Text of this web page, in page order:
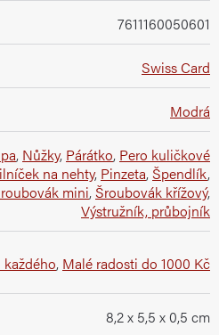
7611160050601
Swiss Card
Modrá
, Nůžky, Párátko, Pero kuličkové
na nehty, Pinzeta, Špendlík,
mini, Šroubovák křížový,
Výstružník, průbojník
každého, Malé radosti do 1000 Kč
8,2 x 5,5 x 0,5 cm